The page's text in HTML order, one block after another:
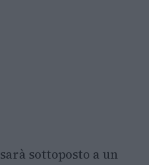
sarà sottoposto a un